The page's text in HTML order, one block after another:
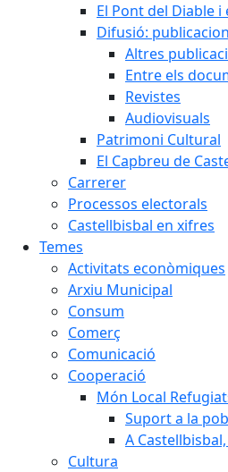
El Pont del Diable
Difusió:
Altres
Entre els
Revistes
Audiovisuals
Patrimoni Cultural
El Capbreu de
Carrerer
Processos electorals
Castellbisbal en xifres
Temes
Activitats econòmiques
Arxiu Municipal
Consum
Comerç
Comunicació
Cooperació
Món Local
Suport a la
A
Cultura